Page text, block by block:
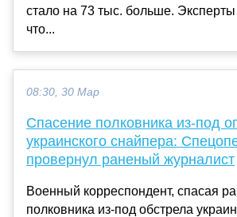
стало на 73 тыс. больше.
что...
08:30, 30 Мар
Спасение полковника из-под
украинского снайпера:
провернул раненый журналист
Военный корреспондент, спасая
полковника из-под обстрела